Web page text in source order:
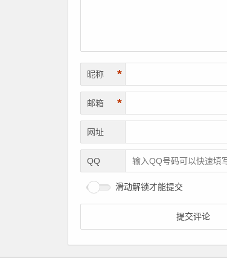
昵称 *
邮箱 *
网址
QQ
滑动解锁才能提交